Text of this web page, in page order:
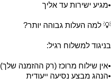
•מגיע ישירות עד אליך
💡 למה העלות גבוהה יותר?
בניגוד למשלוח רגיל:
•אין שילוח מרוכז (רק ההזמנה שלך)
•הנהג מבצע נסיעה ייעודית